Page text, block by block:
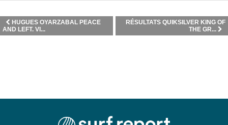
RÉSULTATS QUIKSILVER KING OF
THE GR...
HUGUES OYARZABAL PEACE
AND LEFT. VI...